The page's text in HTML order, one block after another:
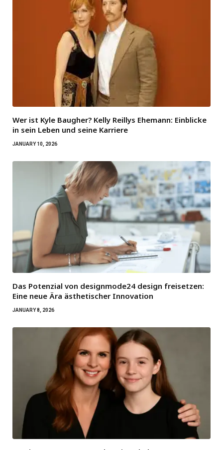
Wer ist Kyle Baugher? Kelly Reillys Ehemann: Einblicke
in sein Leben und seine Karriere
JANUARY 10, 2026
Das Potenzial von designmode24 design freisetzen:
Eine neue Ära ästhetischer Innovation
JANUARY 8, 2026